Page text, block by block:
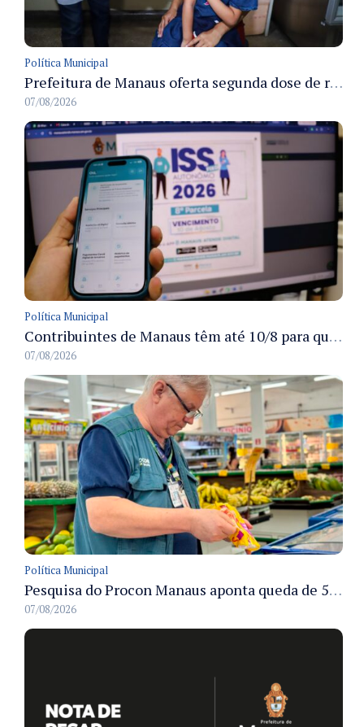
Política Municipal
Prefeitura de Manaus oferta segunda dose de reforço da vacina contra a poliomielite para crianças de 4 anos durante Campanha de Multivacinação 2026
07/08/2026
Política Municipal
Contribuintes de Manaus têm até 10/8 para quitar a oitava parcela do ISS Fixo 2026 com desconto disponível
07/08/2026
Política Municipal
Pesquisa do Procon Manaus aponta queda de 5,18% no valor médio da cesta básica em agosto
07/08/2026